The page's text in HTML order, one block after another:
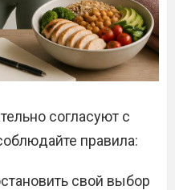
согласуют с
правила:
свой выбор